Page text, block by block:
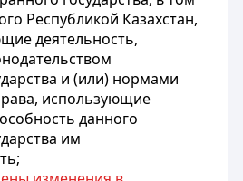
Республикой Казахстан,
деятельность,
и (или) нормами
использующие
данного
им